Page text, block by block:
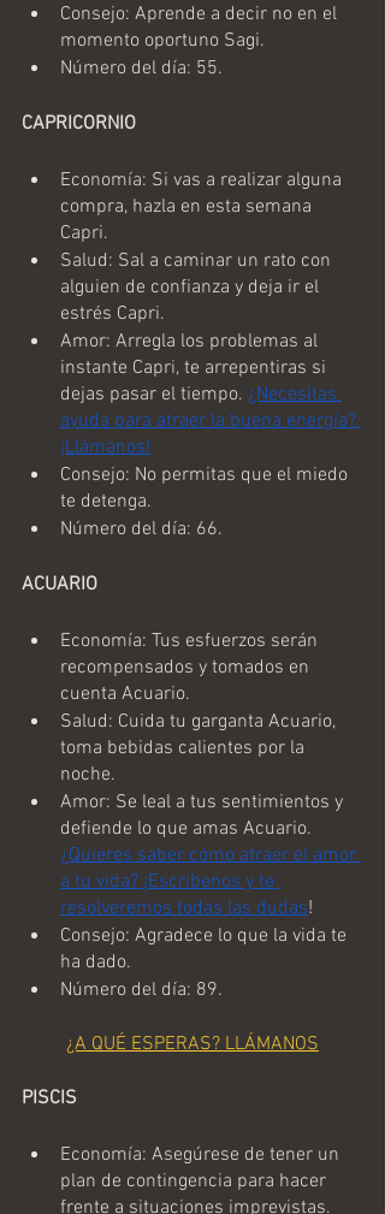
Consejo: Aprende a decir no en el
momento oportuno Sagi.
Número del día: 55.
CAPRICORNIO
Economía: Si vas a realizar alguna
compra, hazla en esta semana
Capri.
Salud: Sal a caminar un rato con
alguien de confianza y deja ir el
estrés Capri.
Amor: Arregla los problemas al
instante Capri, te arrepentiras si
dejas pasar el tiempo. ¿Necesitas
ayuda para atraer la buena energía?
¡Llámanos!
Consejo: No permitas que el miedo
te detenga.
Número del día: 66.
ACUARIO
Economía: Tus esfuerzos serán
recompensados y tomados en
cuenta Acuario.
Salud: Cuida tu garganta Acuario,
toma bebidas calientes por la
noche.
Amor: Se leal a tus sentimientos y
defiende lo que amas Acuario.
¿Quieres saber cómo atraer el amor
a tu vida? ¡Escríbenos y te
resolveremos todas las dudas!
Consejo: Agradece lo que la vida te
ha dado.
Número del día: 89.
¿A QUÉ ESPERAS? LLÁMANOS
PISCIS
Economía: Asegúrese de tener un
plan de contingencia para hacer
frente a situaciones imprevistas.